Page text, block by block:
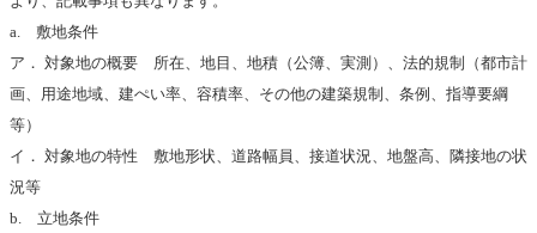
a. 敷地条件
ア． 対象地の概要 所在、地目、地積（公簿、実測）、法的規制（都市計
画、用途地域、建ぺい率、容積率、その他の建築規制、条例、指導要綱
等）
イ． 対象地の特性 敷地形状、道路幅員、接道状況、地盤高、隣接地の状
況等
b. 立地条件